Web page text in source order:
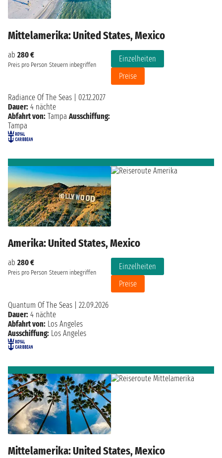
Mittelamerika: United States, Mexico
ab 280 €
Preis pro Person Steuern inbegriffen
Einzelheiten
Preise
Radiance Of The Seas
02.12.2027
Dauer: 4 nächte
Abfahrt von: Tampa Ausschiffung:
Tampa
Amerika: United States, Mexico
ab 280 €
Preis pro Person Steuern inbegriffen
Einzelheiten
Preise
Quantum Of The Seas
22.09.2026
Dauer: 4 nächte
Abfahrt von: Los Angeles
Ausschiffung: Los Angeles
Mittelamerika: United States, Mexico